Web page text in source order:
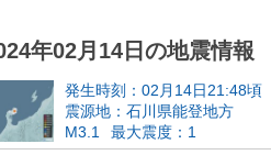
年02月14日の地震情報
発生時刻：02月14日21:48頃
震源地：石川県能登地方
M3.1
最大震度：1